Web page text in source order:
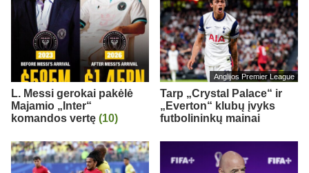
L. Messi gerokai pakėlė
Majamio „Inter“
komandos vertę (10)
Anglijos Premier League
Tarp „Crystal Palace“ ir
„Everton“ klubų įvyks
futbolininkų mainai